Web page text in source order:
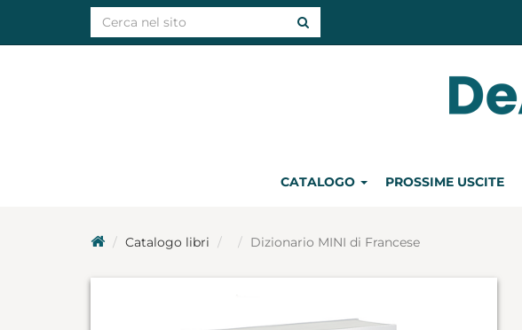
CATALOGO PROSSIME USCITE
Catalogo libri Dizionario MINI di Francese